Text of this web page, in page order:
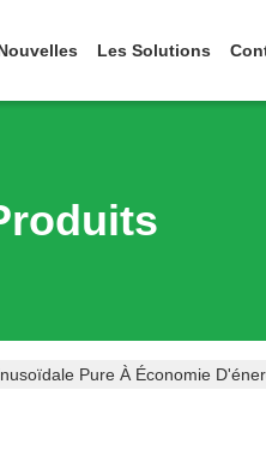
Les Solutions
Pure À Économie